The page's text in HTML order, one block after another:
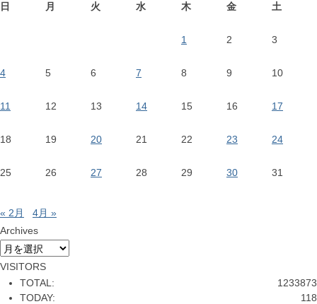
日 月 火 水 木 金 土
1 2 3
4 5 6 7 8 9 10
11 12 13 14 15 16 17
18 19 20 21 22 23 24
25 26 27 28 29 30 31
« 2月
4月 »
Archives
Archives
VISITORS
1233873
TOTAL:
118
TODAY: